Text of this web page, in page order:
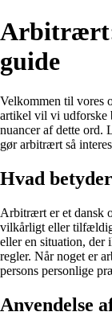
Arbitrært:
guide
Velkommen til vores
artikel vil vi udforske
nuancer af dette ord.
gør arbitrært så
Hvad
Arbitrært er et dansk
vilkårligt eller
eller en situation, der
regler. Når noget er
persons personlige
Anvendelse